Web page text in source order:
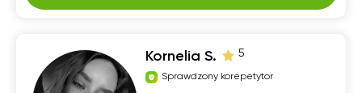
Kornelia S. 5
Sprawdzony korepetytor